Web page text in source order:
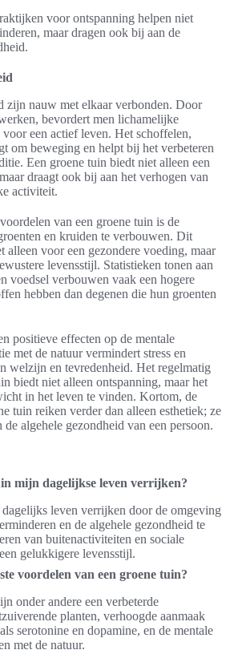
voor ontspanning helpen niet
maar dragen ook bij aan de
zijn nauw met elkaar verbonden. Door
bevordert men lichamelijke
een actief leven. Het schoffelen,
om beweging en helpt bij het verbeteren
Een groene tuin biedt niet alleen een
draagt ook bij aan het verhogen van
activiteit.
van een groene tuin is de
en kruiden te verbouwen. Dit
alleen voor een gezondere voeding, maar
levensstijl. Statistieken tonen aan
voedsel verbouwen vaak een hogere
hebben dan degenen die hun groenten
positieve effecten op de mentale
met de natuur vermindert stress en
welzijn en tevredenheid. Het regelmatig
biedt niet alleen ontspanning, maar het
in het leven te vinden. Kortom, de
tuin reiken verder dan alleen esthetiek; ze
algehele gezondheid van een persoon.
mijn dagelijkse leven verrijken?
leven verrijken door de omgeving
en de algehele gezondheid te
van buitenactiviteiten en sociale
gelukkigere levensstijl.
voordelen van een groene tuin?
onder andere een verbeterde
planten, verhoogde aanmaak
serotonine en dopamine, en de mentale
met de natuur.